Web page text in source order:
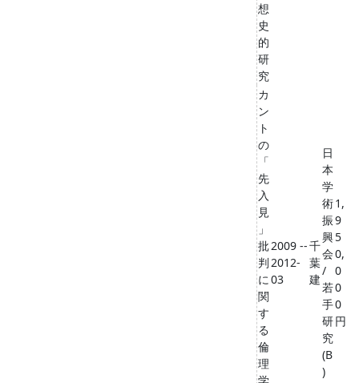
想
史
的
研
究
カ
ン
ト
の
「
先
入
見
」
批
判
に
関
す
る
倫
理
2009 --
2012-
03
千
葉
建
日
本
学
術
振
興
会
/
若
手
研
究
(B
)
1,
9
5
0,
0
0
0
円